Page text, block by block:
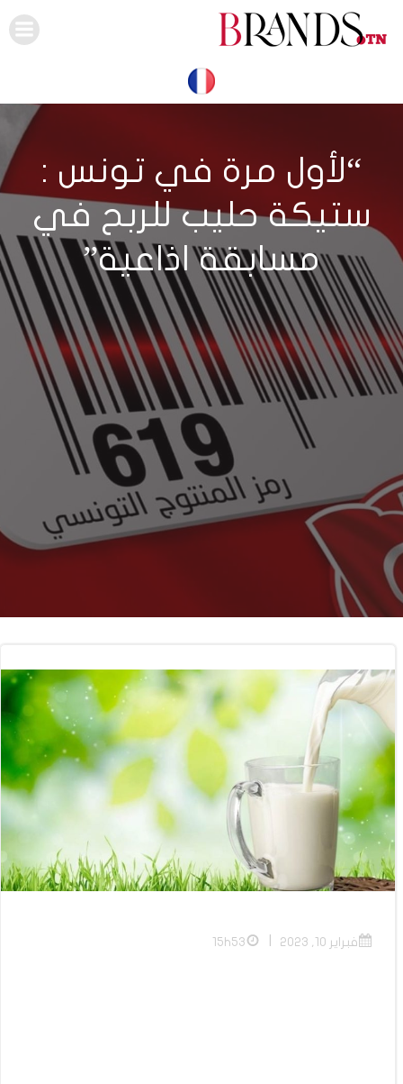
“لأول مرة في تونس :
ستيكة حليب للربح في
مسابقة اذاعية”
فبراير 10, 2023 15h53